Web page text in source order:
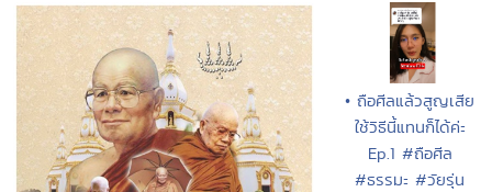
• ถือศีลแล้วสูญเสีย
ใช้วิธีนี้แทนก็ได้ค่ะ
Ep.1 #ถือศีล
#ธรรมะ #วัยรุ่น